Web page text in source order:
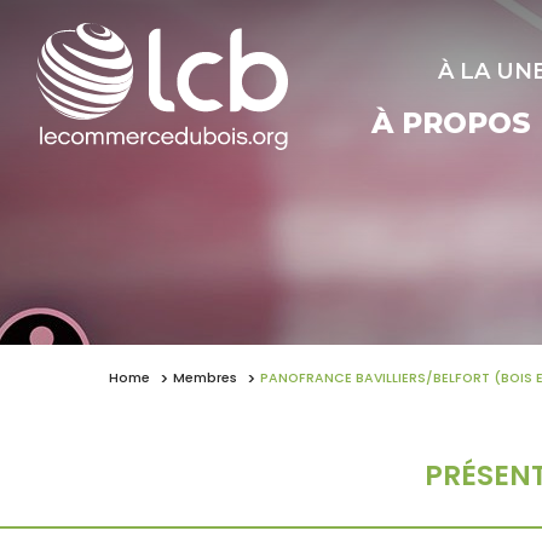
À LA
À PROPOS
Home Membres PANOFRANCE BAVILLIERS/BELFORT (BOIS